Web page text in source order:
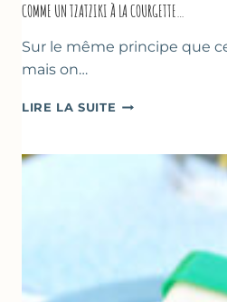
COMME UN TZATZIKI À LA COURGETTE…
Sur le même principe que
mais on…
LIRE LA SUITE COMME
À
COURGETTE…